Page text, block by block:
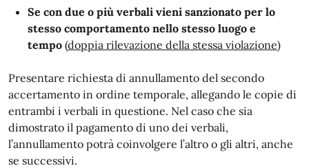
Se con due o più verbali vieni sanzionato per lo
stesso comportamento nello stesso luogo e
tempo (doppia rilevazione della stessa violazione)
Presentare richiesta di annullamento del secondo
accertamento in ordine temporale, allegando le copie di
entrambi i verbali in questione. Nel caso che sia
dimostrato il pagamento di uno dei verbali,
l’annullamento potrà coinvolgere l’altro o gli altri, anche
se successivi.